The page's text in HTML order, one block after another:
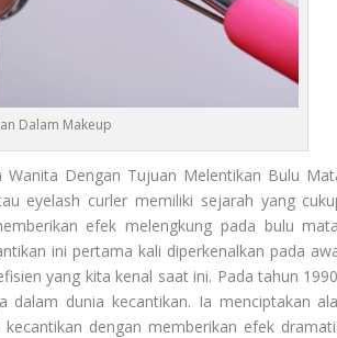
Dalam Makeup
Dengan Tujuan Melentikan Bulu
eyelash curler memiliki sejarah yang
efek melengkung pada bulu
ini pertama kali diperkenalkan pada
yang kita kenal saat ini. Pada tahun
dalam dunia kecantikan. Ia menciptakan
dengan memberikan efek